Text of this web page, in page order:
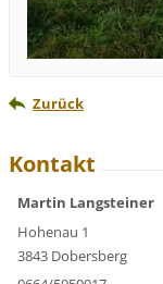
Zurück
Kontakt
Martin Langsteiner
Hohenau 1
3843 Dobersberg